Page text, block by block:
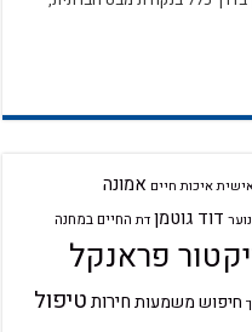
איכות חיים אמונה
דוד גוטמן דת החיים במחנה
פראנקל
חיפוש משמעותחירותטיפול